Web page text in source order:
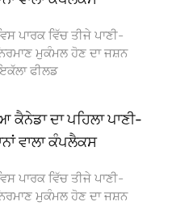
ਪਾਰਕ ਵਿੱਚ ਤੀਜੇ ਪਾਣੀ-
ਮੁਕੰਮਲ ਹੋਣ ਦਾ ਜਸ਼ਨ
ਫੀਲਡ
ਕੈਨੇਡਾ ਦਾ ਪਹਿਲਾ ਪਾਣੀ-
ਵਾਲਾ ਕੰਪਲੈਕਸ
ਪਾਰਕ ਵਿੱਚ ਤੀਜੇ ਪਾਣੀ-
ਮੁਕੰਮਲ ਹੋਣ ਦਾ ਜਸ਼ਨ